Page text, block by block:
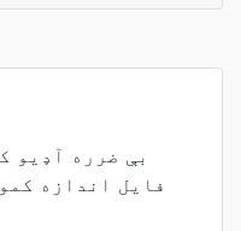
فایل اندازه